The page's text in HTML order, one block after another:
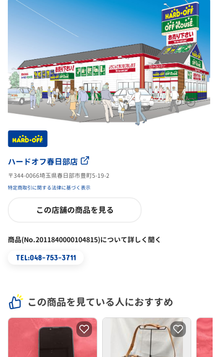
ハードオフ春日部店
〒344-0066埼玉県春日部市豊町5-19-2
特定商取引に関する法律に基づく表示
この店舗の商品を見る
商品(No.2011840000104815)について詳しく聞く
TEL:048-753-3711
この商品を見ている人におすすめ